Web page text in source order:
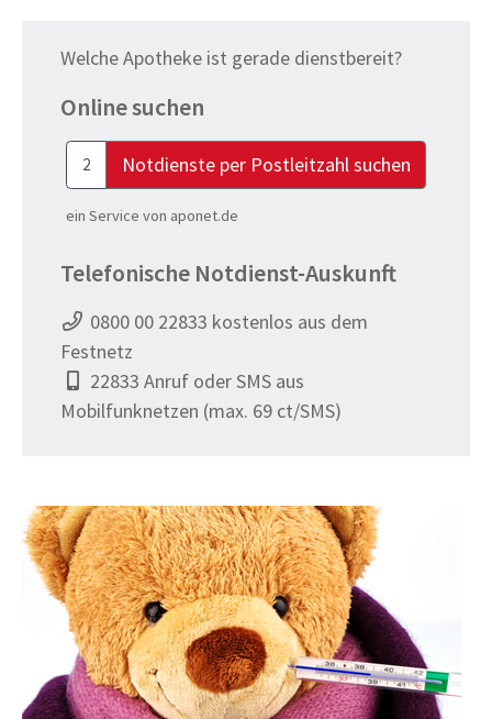
Welche Apotheke ist gerade dienstbereit?
Online suchen
Notdienste per Postleitzahl suchen
ein Service von aponet.de
Telefonische Notdienst-Auskunft
0800 00 22833 kostenlos aus dem
Festnetz
22833 Anruf oder SMS aus
Mobilfunknetzen (max. 69 ct/SMS)